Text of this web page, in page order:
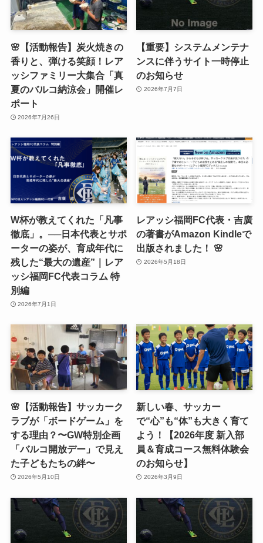
🌸【活動報告】炭火焼きの
香りと、弾ける笑顔！レア
ッシファミリー大集合「真
夏のバルコ納涼会」開催レ
ポート
2026年7月26日
【重要】システムメンテナ
ンスに伴うサイト一時停止
のお知らせ
2026年7月7日
W杯が教えてくれた「凡事
徹底」。──日本代表とサポ
ーターの姿が、育成年代に
残した“最大の遺産”｜レア
ッシ福岡FC代表コラム 特
別編
2026年7月1日
レアッシ福岡FC代表・吉廣
の著書がAmazon Kindleで
出版されました！ 🌸
2026年5月18日
🌸【活動報告】サッカーク
ラブが「ボードゲーム」を
する理由？〜GW特別企画
「バルコ開放デー」で見え
た子どもたちの絆〜
2026年5月10日
新しい春、サッカー
で“心”も“体”も大きく育て
よう！【2026年度 新入部
員＆育成コース無料体験会
のお知らせ】
2026年3月9日